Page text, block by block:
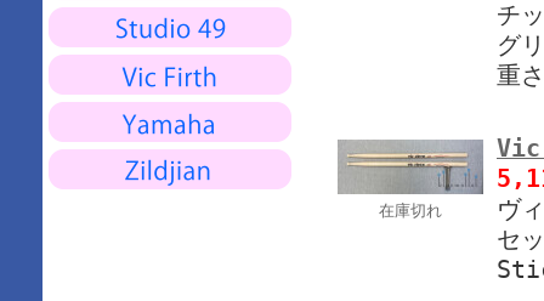
チ
グ
重
在庫切れ
ヴ
セ